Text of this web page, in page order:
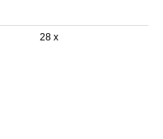
28 x